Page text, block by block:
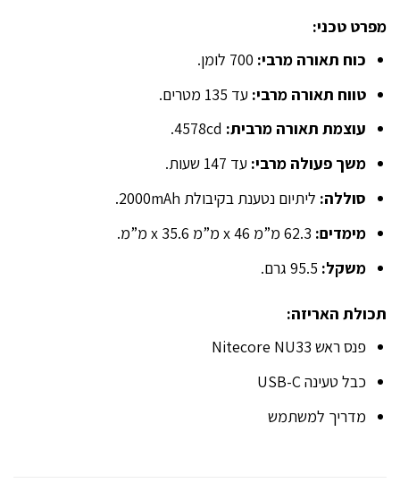
מפרט טכני:
כוח תאורה מרבי:
טווח תאורה מרבי: עד 135 מטרים.
עוצמת תאורה מרבית:
משך פעולה מרבי: עד 147 שעות.
סוללה: ליתיום נטענת בקיבולת 2000mAh.
מימדים:
משקל:
תכולת האריזה:
פנס ראש Nitecore NU33
כבל טעינה USB-C
מדריך למשתמש